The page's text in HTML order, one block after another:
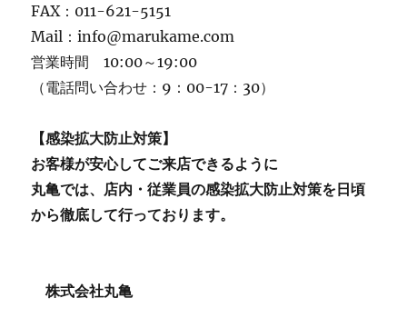
FAX：011-621-5151
Mail：info@marukame.com
営業時間 10:00～19:00
（電話問い合わせ：9：00-17：30）
【感染拡大防止対策】
お客様が安心してご来店できるように
丸亀では、店内・従業員の感染拡大防止対策を日頃
から徹底して行っております。
株式会社丸亀